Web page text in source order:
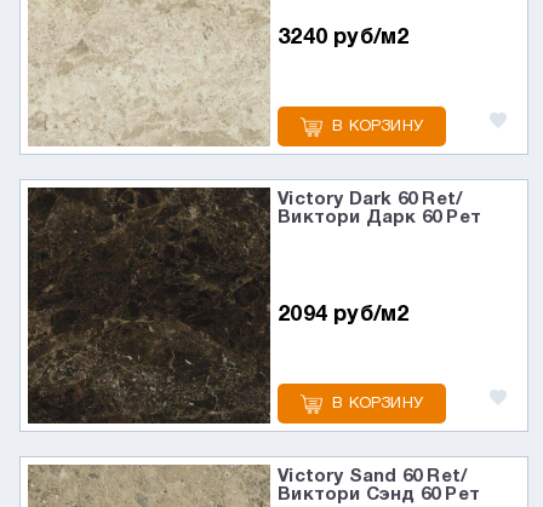
3240 руб/м2
В КОРЗИНУ
Victory Dark 60 Ret/
Виктори Дарк 60 Рет
2094 руб/м2
В КОРЗИНУ
Victory Sand 60 Ret/
Виктори Сэнд 60 Рет